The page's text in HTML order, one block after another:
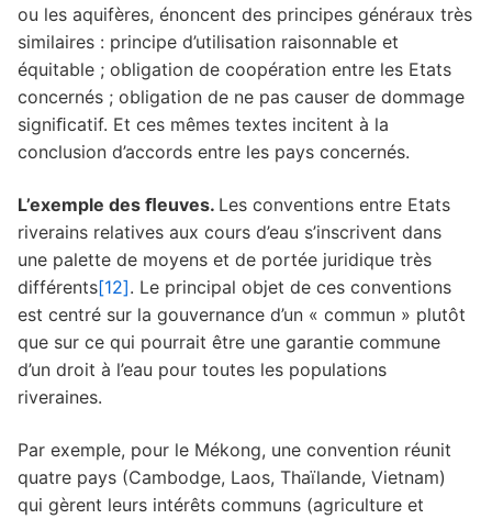
ou les aquifères, énoncent des principes généraux très
similaires : principe d’utilisation raisonnable et
équitable ; obligation de coopération entre les Etats
concernés ; obligation de ne pas causer de dommage
signiﬁcatif. Et ces mêmes textes incitent à la
conclusion d’accords entre les pays concernés.
L’exemple des ﬂeuves. Les conventions entre Etats
riverains relatives aux cours d’eau s’inscrivent dans
une palette de moyens et de portée juridique très
différents[12]. Le principal objet de ces conventions
est centré sur la gouvernance d’un « commun » plutôt
que sur ce qui pourrait être une garantie commune
d’un droit à l’eau pour toutes les populations
riveraines.
Par exemple, pour le Mékong, une convention réunit
quatre pays (Cambodge, Laos, Thaïlande, Vietnam)
qui gèrent leurs intérêts communs (agriculture et